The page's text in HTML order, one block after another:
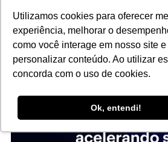
Utilizamos cookies para oferecer
experiência, melhorar o
como você interage em nosso site e
personalizar conteúdo. Ao utilizar
concorda com o uso de cookies.
Ok, entendi!